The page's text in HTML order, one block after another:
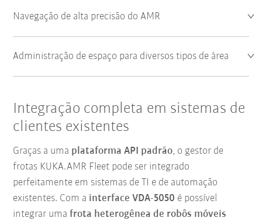
Navegação de alta precisão do AMR
Administração de espaço para diversos tipos de área
Integração completa em sistemas de
clientes existentes
Graças a uma plataforma API padrão, o gestor de
frotas KUKA.AMR Fleet pode ser integrado
perfeitamente em sistemas de TI e de automação
existentes. Com a interface VDA-5050 é possível
integrar umafrota heterogênea de robôs móveis